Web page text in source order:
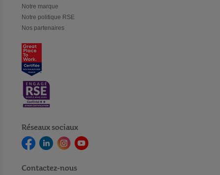
Notre marque
Notre politique RSE
Nos partenaires
Réseaux sociaux
Contactez-nous